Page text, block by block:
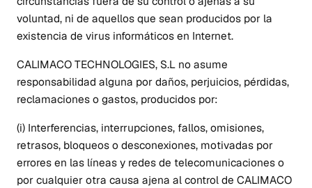
voluntad, ni de aquellos que sean producidos por la
existencia de virus informáticos en Internet.
CALIMACO TECHNOLOGIES, S.L no asume
responsabilidad alguna por daños, perjuicios, pérdidas,
reclamaciones o gastos, producidos por:
(i) Interferencias, interrupciones, fallos, omisiones,
retrasos, bloqueos o desconexiones, motivadas por
errores en las líneas y redes de telecomunicaciones o
por cualquier otra causa ajena al control de CALIMACO